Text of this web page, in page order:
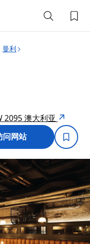
曼利
2095 澳大利亚
问网站